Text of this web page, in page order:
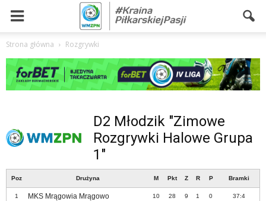
Strona główna Rozgrywki
D2 Młodzik "Zimowe
Rozgrywki Halowe Grupa
1"
Poz Drużyna M Pkt Z R P Bramki
1 MKS Mrągowia Mrągowo 10 28 9 1 0 37:4